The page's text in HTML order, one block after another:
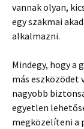
vannak olyan,
egy szakmai
alkalmazni.
Mindegy, hogy a
más eszközödet
nagyobb
egyetlen
megközelíteni a